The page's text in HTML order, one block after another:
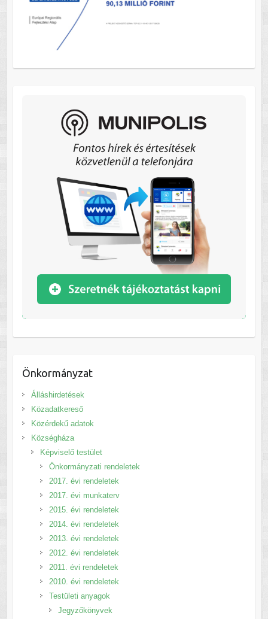
Önkormányzat
Álláshirdetések
Közadatkereső
Közérdekű adatok
Községháza
Képviselő testület
Önkormányzati rendeletek
2017. évi rendeletek
2017. évi munkaterv
2015. évi rendeletek
2014. évi rendeletek
2013. évi rendeletek
2012. évi rendeletek
2011. évi rendeletek
2010. évi rendeletek
Testületi anyagok
Jegyzőkönyvek